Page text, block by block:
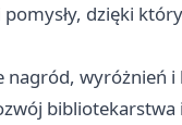
dzięki
nagród, wyróżnień
bibliotekarstwa